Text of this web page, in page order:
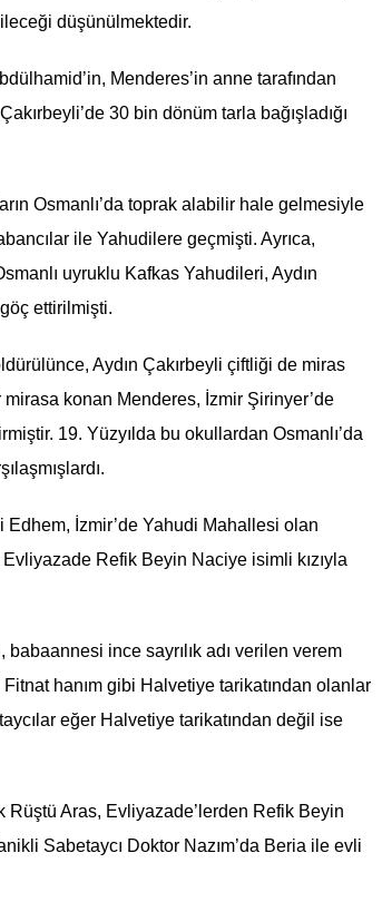
düşünülmektedir.
Menderes’in anne tarafından
30 bin dönüm tarla bağışladığı
Osmanlı’da toprak alabilir hale gelmesiyle
ile Yahudilere geçmişti. Ayrıca,
uyruklu Kafkas Yahudileri, Aydın
ettirilmişti.
Aydın Çakırbeyli çiftliği de miras
mirasa konan Menderes, İzmir Şirinyer’de
19. Yüzyılda bu okullardan Osmanlı’da
Edhem, İzmir’de Yahudi Mahallesi olan
Refik Beyin Naciye isimli kızıyla
ince sayrılık adı verilen verem
Fitnat hanım gibi Halvetiye tarikatından olanlar
eğer Halvetiye tarikatından değil ise
Rüştü Aras, Evliyazade’lerden Refik Beyin
Sabetaycı Doktor Nazım’da Beria ile evli